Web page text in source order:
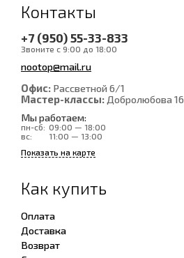
Контакты
+7 (950) 55-33-833
Звоните с 9:00 до 18:00
nootop@mail.ru
Офис: Рассветной 6/1
Мастер-классы: Добролюбова 16
Мы работаем:
пн-сб: 09:00 — 18:00
вс:
11:00 — 13:00
Показать на карте
Как купить
Оплата
Доставка
Возврат